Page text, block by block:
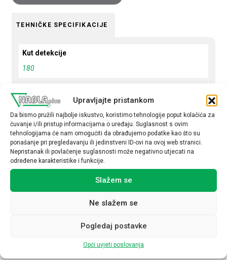
Upravljajte pristankom
Da bismo pružili najbolje iskustvo, koristimo tehnologije poput kolačića za
čuvanje i/ili pristup informacijama o uređaju. Suglasnost s ovim
tehnologijama će nam omogućiti da obrađujemo podatke kao što su
ponašanje pri pregledavanju ili jedinstveni ID-ovi na ovoj web stranici.
Nepristanak ili povlačenje suglasnosti može negativno utjecati na
određene karakteristike i funkcije.
Slažem se
Ne slažem se
Pogledaj postavke
Opći uvjeti poslovanja
TEHNIČKE SPECIFIKACIJE
Kut detekcije
180
nadžbukno
Mjesto montaže
Zid
Stupanj zaštite
IP54